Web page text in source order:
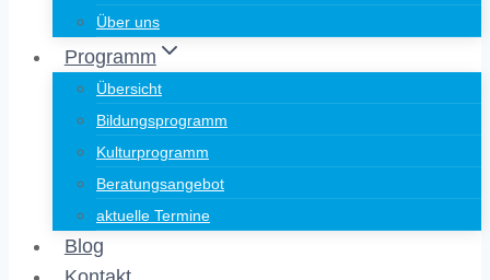
Über uns
Programm
Übersicht
Bildungsprogramm
Kulturprogramm
Beratungsangebot
aktuelle Termine
Blog